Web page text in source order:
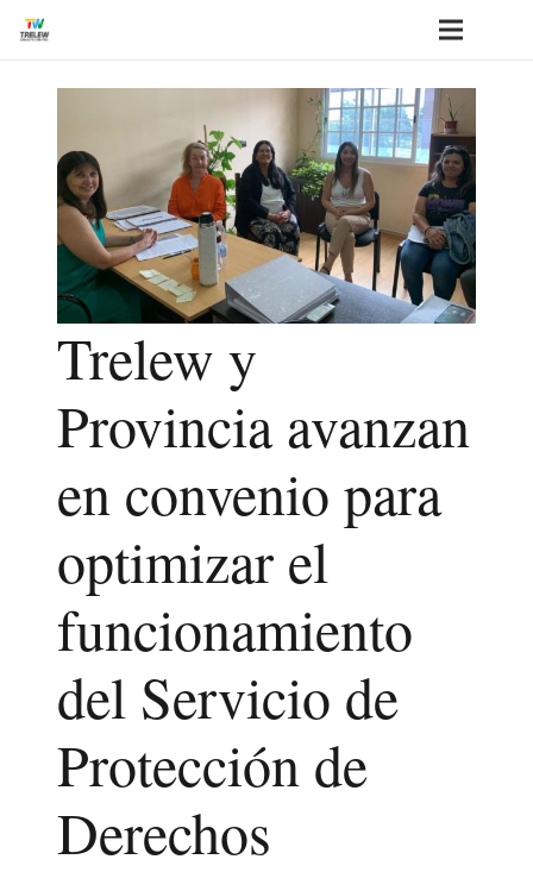
Trelew y
Provincia avanzan
en convenio para
optimizar el
funcionamiento
del Servicio de
Protección de
Derechos